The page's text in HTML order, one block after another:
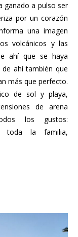
por un corazón
una imagen
volcánicos y las
ahí que se haya
ahí también que
más que perfecto.
de sol y playa,
de arena
los gustos:
toda la familia,